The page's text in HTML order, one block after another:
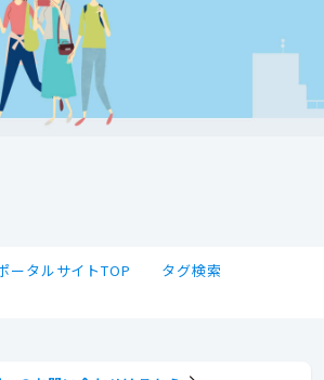
ータルサイトTOP
タグ検索